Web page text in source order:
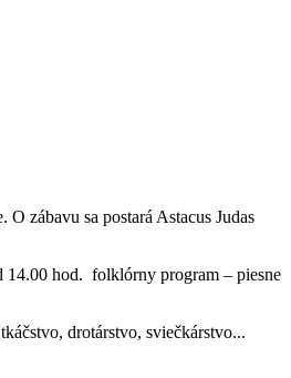
zábavu sa postará Astacus Judas
hod. folklórny program – piesne
drotárstvo, sviečkárstvo...